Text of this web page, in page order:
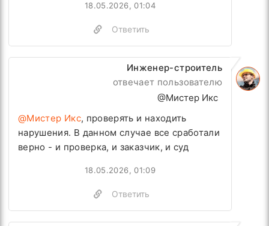
Ответить
18.05.2026, 01:04
Инженер-строитель
отвечает пользователю
@Мистер Икс
@Мистер Икс, проверять и находить
нарушения. В данном случае все сработали
верно - и проверка, и заказчик, и суд
Ответить
18.05.2026, 01:09